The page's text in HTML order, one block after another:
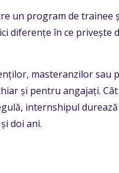
un program de trainee
diferențe în ce privește
masteranzilor sau
și pentru angajați.
internshipul
doi ani.